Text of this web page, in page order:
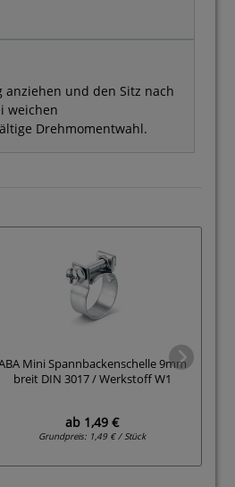
und den Sitz nach
weichen
Drehmomentwahl.
Mini Spannbackenschelle 9mm
breit DIN 3017 / Werkstoff W1
ab 1,49 €
Grundpreis: 1,49 € / Stück